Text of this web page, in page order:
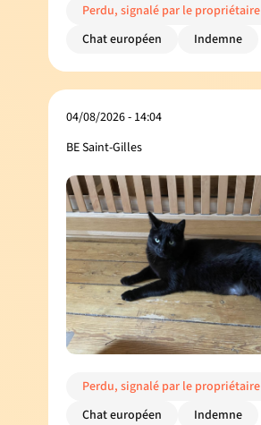
Perdu, signalé par le propriétaire
Chat européen
Indemne
04/08/2026 - 14:04
BE Saint-Gilles
Perdu, signalé par le propriétaire
Chat européen
Indemne